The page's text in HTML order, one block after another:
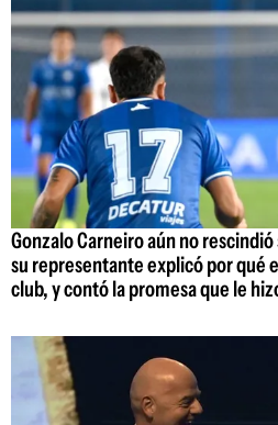
Gonzalo Carneiro aún no
su representante explicó por qué
club, y contó la promesa que le